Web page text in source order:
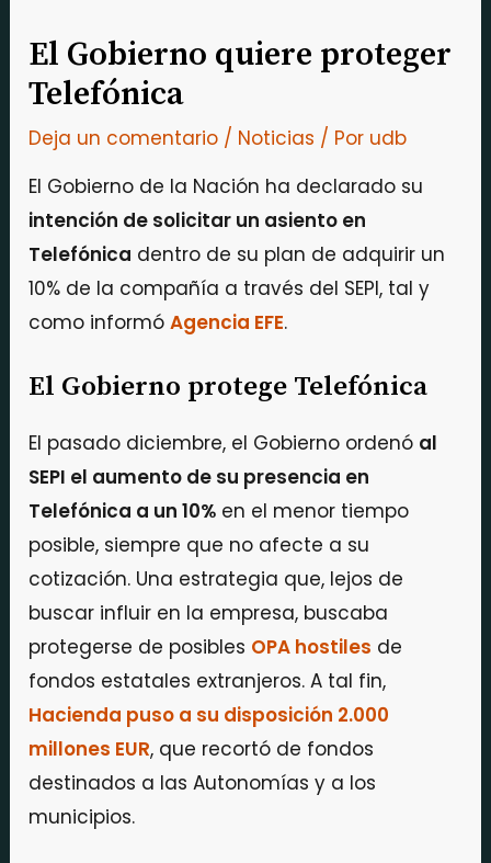
El Gobierno quiere proteger
Telefónica
Deja un comentario / Noticias / Por udb
El Gobierno de la Nación ha declarado su
intención de solicitar un asiento en
Telefónica dentro de su plan de adquirir un
10% de la compañía a través del SEPI, tal y
como informóAgencia EFE.
El Gobierno protege Telefónica
El pasado diciembre, el Gobierno ordenó al
SEPI el aumento de su presencia en
Telefónica a un 10% en el menor tiempo
posible, siempre que no afecte a su
cotización. Una estrategia que, lejos de
buscar influir en la empresa, buscaba
protegerse de posibles OPA hostiles de
fondos estatales extranjeros. A tal fin,
Hacienda puso a su disposición 2.000
millones EUR, que recortó de fondos
destinados a las Autonomías y a los
municipios.